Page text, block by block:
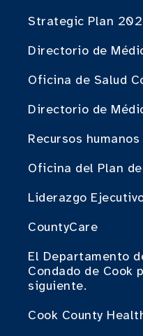
Strategic Plan
Directorio de
Oficina de Salud
Directorio de
Recursos humanos
Oficina del Plan
Liderazgo
CountyCare
El Departamento
Condado de Cook
siguiente.
Cook County